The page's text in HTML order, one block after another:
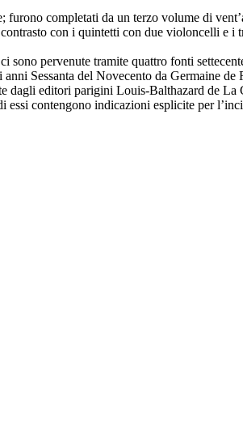
completati da un terzo volume di
con i quintetti con due violoncelli e i
pervenute tramite quattro fonti
Sessanta del Novecento da Germaine de
dagli editori parigini Louis-Balthazard de La
contengono indicazioni esplicite per